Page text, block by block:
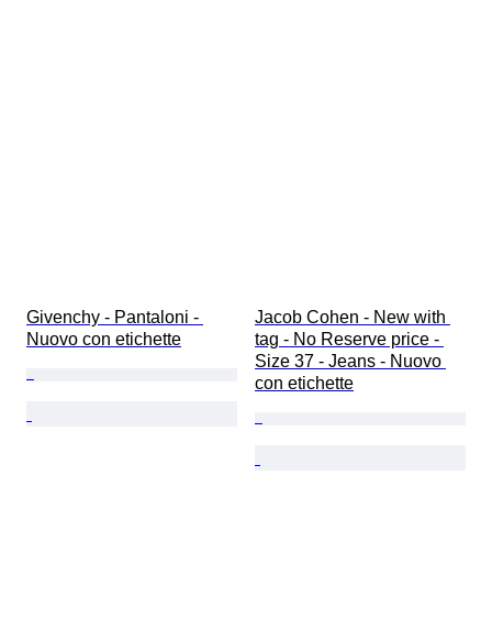
Givenchy - Pantaloni -
Nuovo con etichette
Jacob Cohen - New with
tag - No Reserve price -
Size 37 - Jeans - Nuovo
con etichette